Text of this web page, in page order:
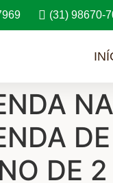
(31) 98670-
DE